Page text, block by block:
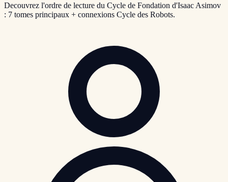
Decouvrez l'ordre de lecture du Cycle de Fondation d'Isaac Asimov
: 7 tomes principaux + connexions Cycle des Robots.